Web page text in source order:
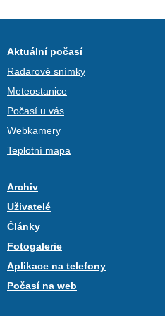
Aktuální počasí
Radarové snímky
Meteostanice
Počasí u vás
Webkamery
Teplotní mapa
Archiv
Uživatelé
Články
Fotogalerie
Aplikace na telefony
Počasí na web